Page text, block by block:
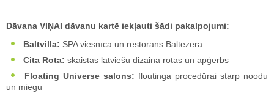
Dāvana VIŅAI dāvanu kartē iekļauti šādi pakalpojumi:
Baltvilla: SPA viesnīca un restorāns Baltezerā
Cita Rota: skaistas latviešu dizaina rotas un apģērbs
Floating Universe salons: floutinga procedūrai starp noodu
un miegu